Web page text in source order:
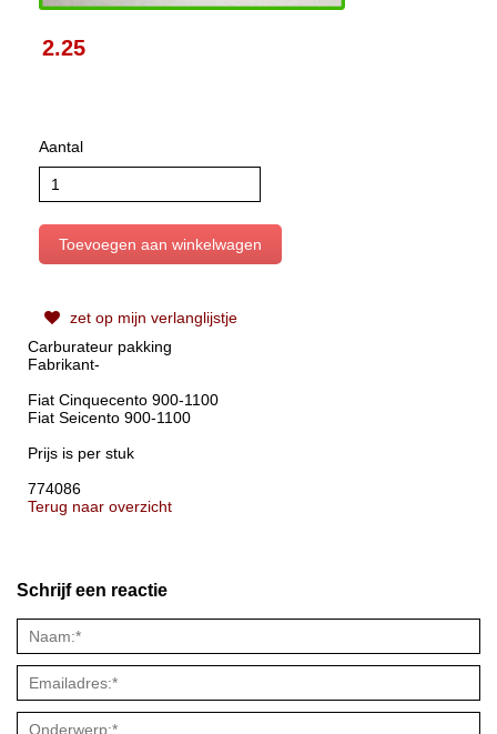
2.25
Aantal
zet op mijn verlanglijstje
Carburateur pakking
Fabrikant-
Fiat Cinquecento 900-1100
Fiat Seicento 900-1100
Prijs is per stuk
774086
Terug naar overzicht
Schrijf een reactie